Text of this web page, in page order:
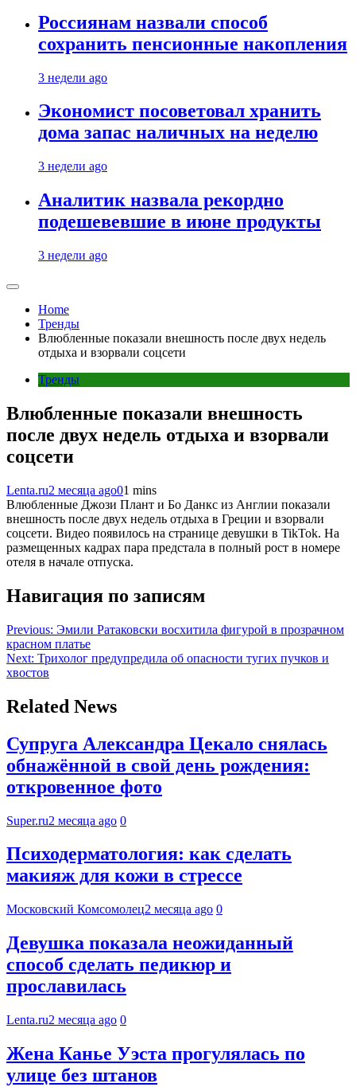
Россиянам назвали способ
сохранить пенсионные накопления
3 недели ago
Экономист посоветовал хранить
дома запас наличных на неделю
3 недели ago
Аналитик назвала рекордно
подешевевшие в июне продукты
3 недели ago
Home
Тренды
Влюбленные показали внешность после двух недель
отдыха и взорвали соцсети
Тренды
Влюбленные показали внешность
после двух недель отдыха и взорвали
соцсети
Lenta.ru2 месяца ago01 mins
Влюбленные Джози Плант и Бо Данкс из Англии показали
внешность после двух недель отдыха в Греции и взорвали
соцсети. Видео появилось на странице девушки в TikTok. На
размещенных кадрах пара предстала в полный рост в номере
отеля в начале отпуска.
Навигация по записям
Previous: Эмили Ратаковски восхитила фигурой в прозрачном
красном платье
Next: Трихолог предупредила об опасности тугих пучков и
хвостов
Related News
Супруга Александра Цекало снялась
обнажённой в свой день рождения:
откровенное фото
Super.ru2 месяца ago 0
Психодерматология: как сделать
макияж для кожи в стрессе
Московский Комсомолец2 месяца ago 0
Девушка показала неожиданный
способ сделать педикюр и
прославилась
Lenta.ru2 месяца ago 0
Жена Канье Уэста прогулялась по
улице без штанов